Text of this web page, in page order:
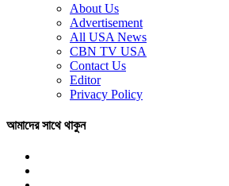
About Us
Advertisement
All USA News
CBN TV USA
Contact Us
Editor
Privacy Policy
আমাদের সাথে থাকুন